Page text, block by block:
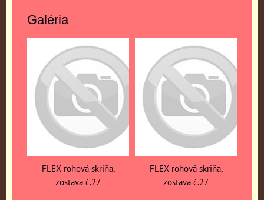
Galéria
FLEX rohová skriňa,
zostava č.27
FLEX rohová skriňa,
zostava č.27